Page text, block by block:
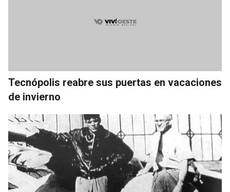
Tecnópolis reabre sus puertas en vacaciones
de invierno